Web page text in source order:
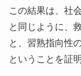
この結果は、社
と同じように、
と、習熟指向性
ということを証